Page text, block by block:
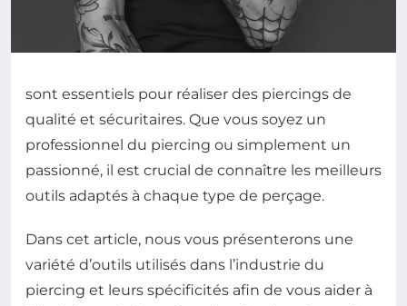
sont essentiels pour réaliser des piercings de
qualité et sécuritaires. Que vous soyez un
professionnel du piercing ou simplement un
passionné, il est crucial de connaître les meilleurs
outils adaptés à chaque type de perçage.
Dans cet article, nous vous présenterons une
variété d’outils utilisés dans l’industrie du
piercing et leurs spécificités afin de vous aider à